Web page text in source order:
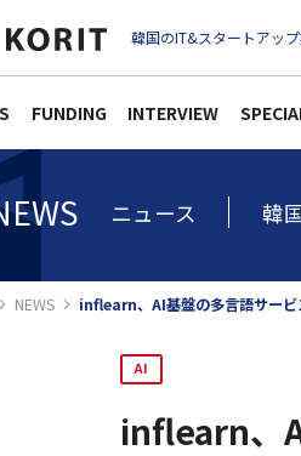
韓国のIT&スタートアップ
FUNDING INTERVIEW
ニュース 韓
NEWS inflearn、AI基盤の多言語サービ
AI
inflearn、